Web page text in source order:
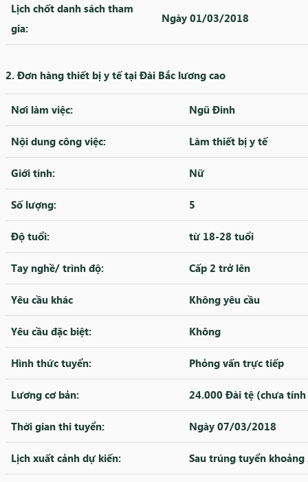
Lịch chốt danh sách tham
gia:
Ngày 01/03/2018
2. Đơn hàng thiết bị y tế tại Đài Bắc lương cao
Nơi làm việc: Ngũ Đinh
Nội dung công việc: Làm thiết bị y tế
Giới tính: Nữ
Số lượng: 5
Độ tuổi: từ 18-28 tuổi
Tay nghề/ trình độ: Cấp 2 trở lên
Yêu cầu khác Không yêu cầu
Yêu cầu đặc biệt: Không
Hình thức tuyển: Phỏng vấn trực tiếp
Lương cơ bản: 24.000 Đài tệ (chưa tính
Thời gian thi tuyển: Ngày 07/03/2018
Lịch xuất cảnh dự kiến: Sau trúng tuyển khoảng